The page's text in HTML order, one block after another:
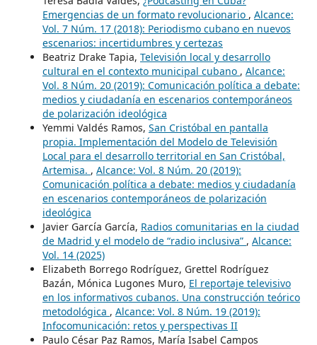
Emergencias de un formato revolucionario , Alcance:
Vol. 7 Núm. 17 (2018): Periodismo cubano en nuevos
escenarios: incertidumbres y certezas
Beatriz Drake Tapia, Televisión local y desarrollo
cultural en el contexto municipal cubano , Alcance:
Vol. 8 Núm. 20 (2019): Comunicación política a debate:
medios y ciudadanía en escenarios contemporáneos
de polarización ideológica
Yemmi Valdés Ramos, San Cristóbal en pantalla
propia. Implementación del Modelo de Televisión
Local para el desarrollo territorial en San Cristóbal,
Artemisa. , Alcance: Vol. 8 Núm. 20 (2019):
Comunicación política a debate: medios y ciudadanía
en escenarios contemporáneos de polarización
ideológica
Javier García García, Radios comunitarias en la ciudad
de Madrid y el modelo de “radio inclusiva” , Alcance:
Vol. 14 (2025)
Elizabeth Borrego Rodríguez, Grettel Rodríguez
Bazán, Mónica Lugones Muro, El reportaje televisivo
en los informativos cubanos. Una construcción teórico
metodológica , Alcance: Vol. 8 Núm. 19 (2019):
Infocomunicación: retos y perspectivas II
Paulo César Paz Ramos, María Isabel Campos